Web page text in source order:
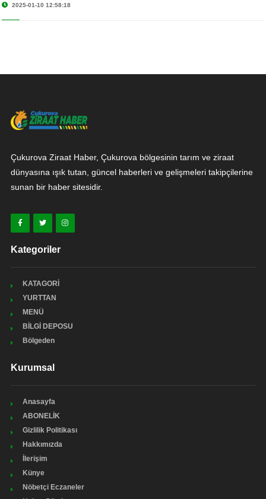
2025-01-10 12:58:18
Çukurova Ziraat Haber, Çukurova bölgesinin tarım ve ziraat
dünyasına ışık tutan, güncel haberleri ve gelişmeleri takipçilerine
sunan bir haber sitesidir.
Kategoriler
KATAGORİ
YURTTAN
MENÜ
BİLGİ DEPOSU
Bölgeden
Kurumsal
Anasayfa
ABONELİK
Gizlilik Politikası
Hakkımızda
İlerişim
Künye
Nöbetçi Eczaneler